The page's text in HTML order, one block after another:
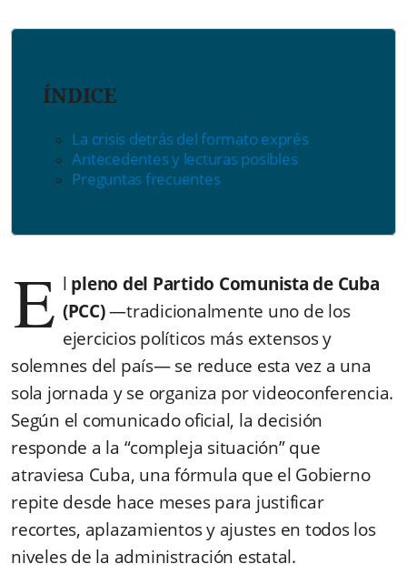
ÍNDICE
La crisis detrás del formato exprés
Antecedentes y lecturas posibles
Preguntas frecuentes
E l pleno del Partido Comunista de Cuba
(PCC)—tradicionalmente uno de los
ejercicios políticos más extensos y
solemnes del país— se reduce esta vez a una
sola jornada y se organiza por videoconferencia.
Según el comunicado oficial, la decisión
responde a la “compleja situación” que
atraviesa Cuba, una fórmula que el Gobierno
repite desde hace meses para justificar
recortes, aplazamientos y ajustes en todos los
niveles de la administración estatal.